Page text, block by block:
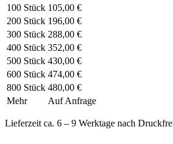
100 Stück 105,00 €
200 Stück 196,00 €
300 Stück 288,00 €
400 Stück 352,00 €
500 Stück 430,00 €
600 Stück 474,00 €
800 Stück 480,00 €
Mehr
Auf Anfrage
Lieferzeit ca. 6 – 9 Werktage nach